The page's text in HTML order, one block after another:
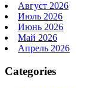
Август 2026
Июль 2026
Июнь 2026
Май 2026
Апрель 2026
Categories